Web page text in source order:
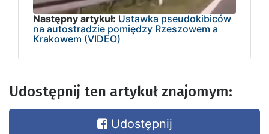
Następny artykuł: Ustawka pseudokibiców
na autostradzie pomiędzy Rzeszowem a
Krakowem (VIDEO)
Udostępnij ten artykuł znajomym:
Udostępnij